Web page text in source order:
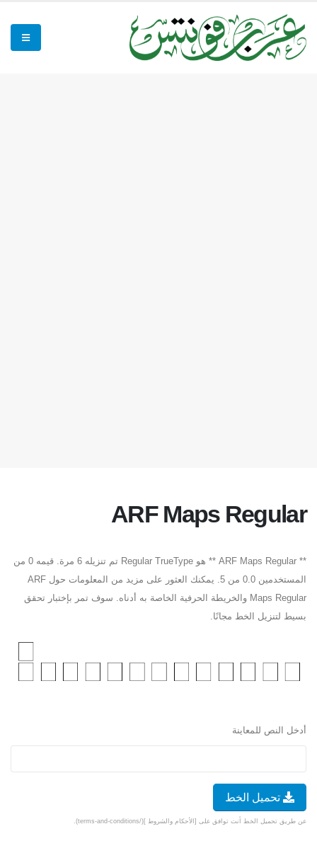
ARF Maps Regular
** ARF Maps Regular ** هو Regular TrueType تم تنزيله 6 مرة. قيمه 0 من
المستخدمين 0.0 من 5. يمكنك العثور على مزيد من المعلومات حول ARF
Maps Regular والخريطة الحرفية الخاصة به أدناه. سوف تمر بإختبار تحقق
بسيط لتنزيل الخط مجانًا.
أدخل النص للمعاينة
تحميل الخط
عن طريق تحميل الخط أنت توافق على [الأحكام والشروط ](/terms-and-conditions).